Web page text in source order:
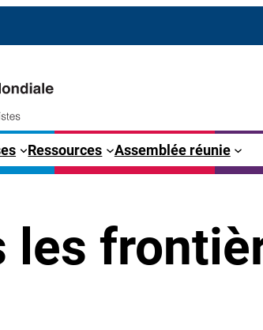
Ressources Assemblée réunie
les